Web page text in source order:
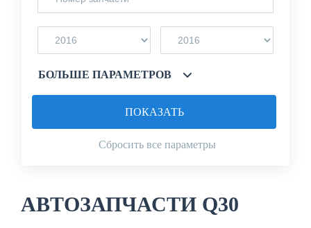
БОЛЬШЕ ПАРАМЕТРОВ
Сбросить все параметры
ПОКАЗАТЬ
АВТОЗАПЧАСТИ Q30